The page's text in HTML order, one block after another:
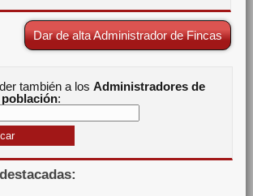
Dar de alta Administrador de Fincas
también a losAdministradores de
: